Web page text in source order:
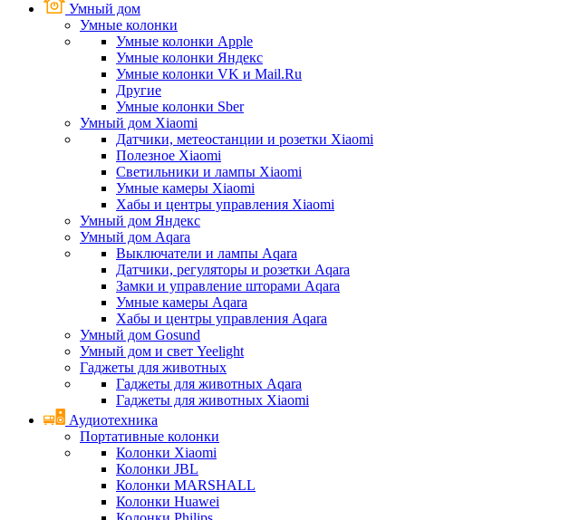
Умный дом
Умные колонки
Умные колонки Apple
Умные колонки Яндекс
Умные колонки VK и Mail.Ru
Другие
Умные колонки Sber
Умный дом Xiaomi
Датчики, метеостанции и розетки Xiaomi
Полезное Xiaomi
Светильники и лампы Xiaomi
Умные камеры Xiaomi
Хабы и центры управления Xiaomi
Умный дом Яндекс
Умный дом Aqara
Выключатели и лампы Aqara
Датчики, регуляторы и розетки Aqara
Замки и управление шторами Aqara
Умные камеры Aqara
Хабы и центры управления Aqara
Умный дом Gosund
Умный дом и свет Yeelight
Гаджеты для животных
Гаджеты для животных Aqara
Гаджеты для животных Xiaomi
Аудиотехника
Портативные колонки
Колонки Xiaomi
Колонки JBL
Колонки MARSHALL
Колонки Huawei